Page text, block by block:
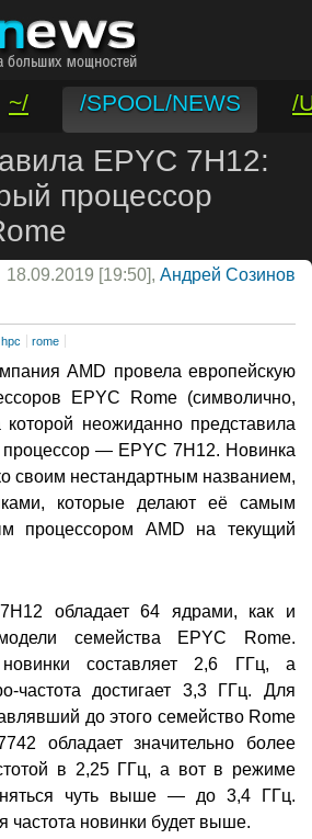
~/ /SPOOL/NEWS
/
EPYC 7H12:
процессор
18.09.2019 [19:50], Андрей Созинов
hpc rome
AMD провела европейскую
EPYC Rome (символично,
неожиданно представила
— EPYC 7H12. Новинка
своим нестандартным названием,
которые делают её самым
процессором AMD на текущий
обладает 64 ядрами, как и
семейства EPYC Rome.
составляет 2,6 ГГц, а
частота достигает 3,3 ГГц. Для
до этого семейство Rome
обладает значительно более
в 2,25 ГГц, а вот в режиме
чуть выше — до 3,4 ГГц.
частота новинки будет выше.